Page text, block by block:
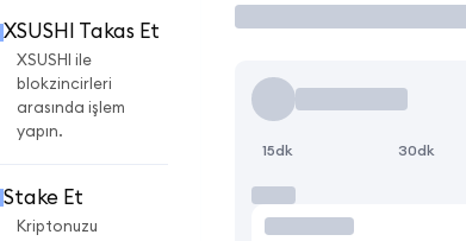
XSUSHI Takas Et
XSUSHI ile
blokzincirleri
arasında işlem
yapın.
Stake Et
Kriptonuzu
15dk 30dk